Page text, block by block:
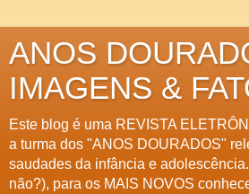
ANOS
IMAGENS &
Este blog é uma REVISTA
a turma dos "ANOS DOURADOS"
saudades da infância e
não?), para os MAIS NOVOS